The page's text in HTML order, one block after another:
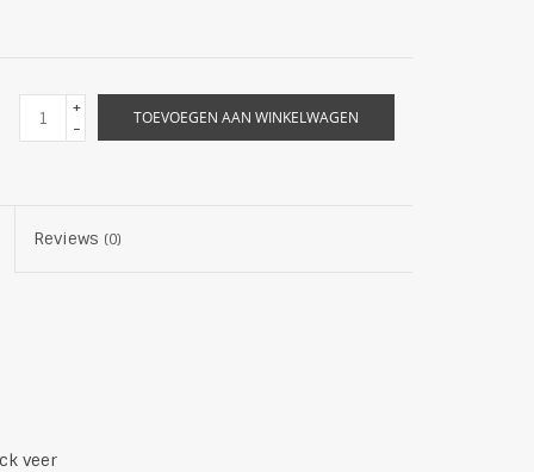
+
-
TOEVOEGEN AAN WINKELWAGEN
Reviews (0)
veer